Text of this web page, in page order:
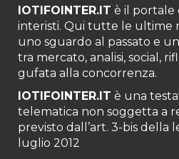
IOTIFOINTER.IT è il portale
interisti. Qui tutte le ultime
uno sguardo al passato e
tra mercato, analisi, social,
gufata alla concorrenza.
IOTIFOINTER.IT è una
telematica non soggetta a
previsto dall’art. 3-bis della
luglio 2012